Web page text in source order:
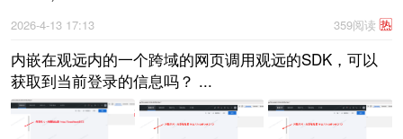
热
359阅读
2026-4-13 17:13
内嵌在观远内的一个跨域的网页调用观远的SDK，可以
获取到当前登录的信息吗？ ...